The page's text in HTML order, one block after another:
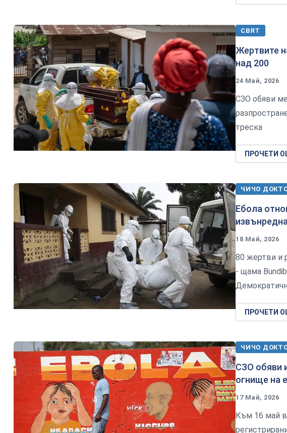
СВЯТ
Жертвите
над 200
24 Май, 2026
СЗО обяви
треска
ПРОЧЕТИ
ЧИЧО
Ебола
18 Май, 2026
80 жертви и
- щама
ПРОЧЕТИ
ЧИЧО
СЗО обяви
огнище на
17 Май, 2026
Към 16 май в